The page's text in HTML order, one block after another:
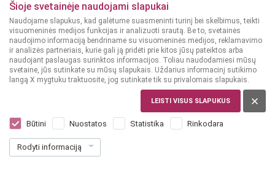
Šioje svetainėje naudojami slapukai
Naudojame slapukus, kad galėtume suasmeninti turinį bei skelbimus, teikti
visuomeninės medijos funkcijas ir analizuoti srautą. Be to, svetainės
naudojimo informaciją bendriname su visuomeninės medijos, reklamavimo
ir analizės partneriais, kurie gali ją pridėti prie kitos jūsų pateiktos arba
naudojant paslaugas surinktos informacijos. Toliau naudodamiesi mūsų
svetaine, jūs sutinkate su mūsų slapukais. Uždarius informacinį sutikimo
langą X mygtuku traktuosite, jog sutinkate tik su privalomais slapukais.
LEISTI VISUS SLAPUKUS
Būtini Nuostatos Statistika Rinkodara
Rodyti informaciją
Dėmesio!
Alkoholinius gėrimus gali įsigyti tik asmenys,
kuriems yra ne mažiau kaip 20 metų.